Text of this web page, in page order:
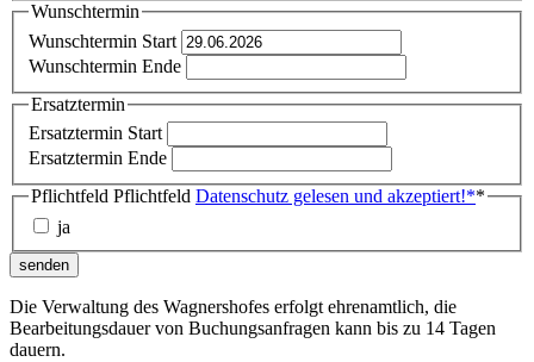
Wunschtermin
Wunschtermin Start
Wunschtermin Ende
Ersatztermin
Ersatztermin Start
Ersatztermin Ende
Pflichtfeld Pflichtfeld Datenschutz gelesen und akzeptiert!**
ja
senden
Die Verwaltung des Wagnershofes erfolgt ehrenamtlich, die
Bearbeitungsdauer von Buchungsanfragen kann bis zu 14 Tagen
dauern.